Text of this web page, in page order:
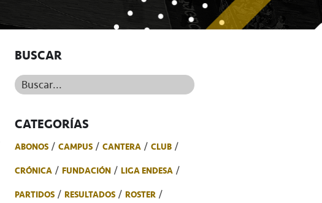
BUSCAR
Buscar...
CATEGORÍAS
ABONOS CAMPUS CANTERA
CLUB
CRÓNICA
FUNDACIÓN
LIGA ENDESA
PARTIDOS
RESULTADOS
ROSTER